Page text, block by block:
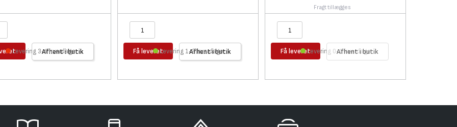
Afhent i butik
Levering 3-4 hverdage Få leveret Afhent i butik
Levering 1-2 hverdage
Fragt tillægges
Få leveret Afhent i butik
Levering 0-1 hverdage